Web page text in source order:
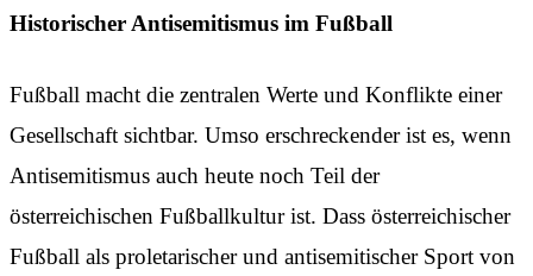
Historischer Antisemitismus im Fußball
Fußball macht die zentralen Werte und Konflikte einer
Gesellschaft sichtbar. Umso erschreckender ist es, wenn
Antisemitismus auch heute noch Teil der
österreichischen Fußballkultur ist. Dass österreichischer
Fußball als proletarischer und antisemitischer Sport von